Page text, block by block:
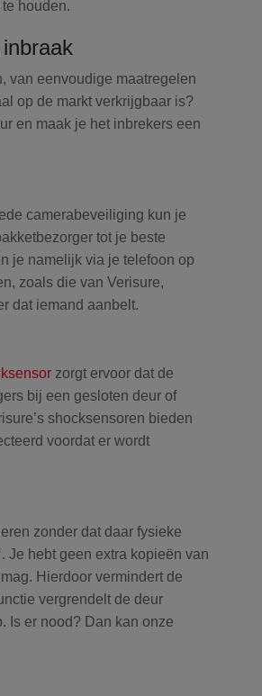
houden.
van eenvoudige maatregelen
op de markt verkrijgbaar is?
en maak je het inbrekers een
camerabeveiliging kun je
tot je beste
je namelijk via je telefoon op
zoals die van Verisure,
dat iemand aanbelt.
zorgt ervoor dat de
bij een gesloten deur of
shocksensoren bieden
voordat er wordt
zonder dat daar fysieke
hebt geen extra kopieën van
Hierdoor vermindert de
vergrendelt de deur
Is er nood? Dan kan onze